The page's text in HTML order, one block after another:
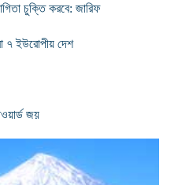
চুক্তি করবে: জারিফ
৭ ইউরোপীয় দেশ
জয়